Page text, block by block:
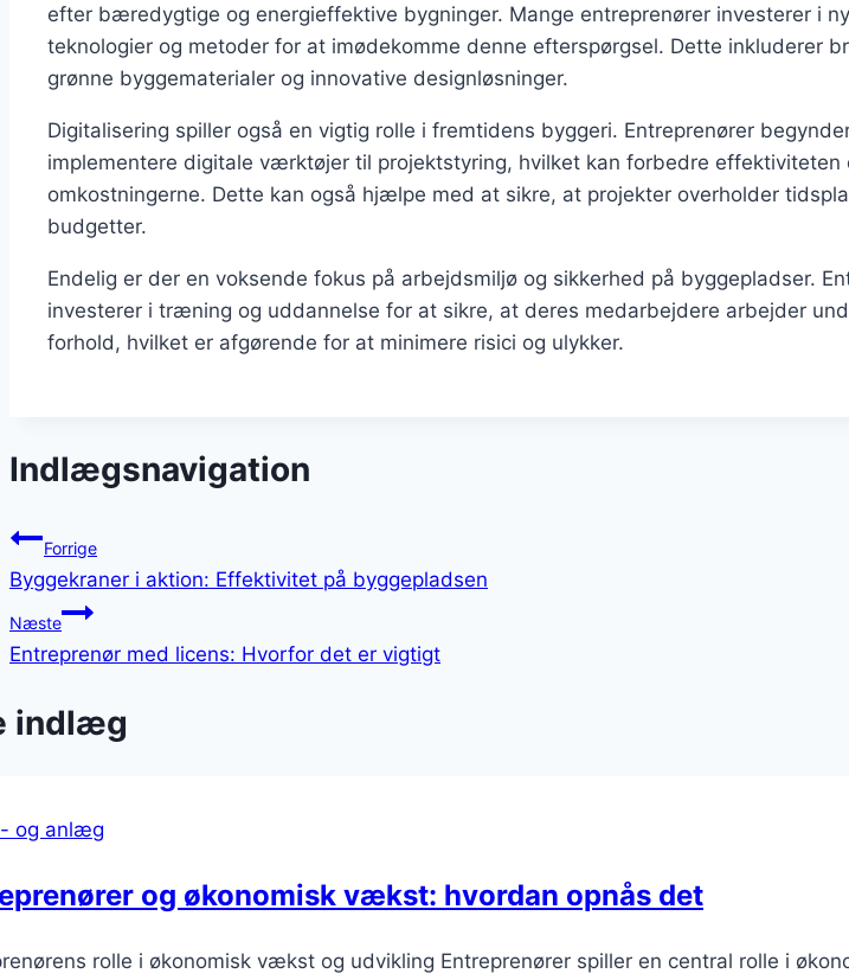
efter bæredygtige og energieffektive bygninger. Mange entreprenører investerer i
teknologier og metoder for at imødekomme denne efterspørgsel. Dette inkluderer
grønne byggematerialer og innovative designløsninger.
Digitalisering spiller også en vigtig rolle i fremtidens byggeri. Entreprenører
implementere digitale værktøjer til projektstyring, hvilket kan forbedre effektiviteten
omkostningerne. Dette kan også hjælpe med at sikre, at projekter overholder
budgetter.
Endelig er der en voksende fokus på arbejdsmiljø og sikkerhed på byggepladser.
investerer i træning og uddannelse for at sikre, at deres medarbejdere arbejder
forhold, hvilket er afgørende for at minimere risici og ulykker.
Indlægsnavigation
Forrige
Byggekraner i aktion: Effektivitet på byggepladsen
Næste
Entreprenør med licens: Hvorfor det er vigtigt
indlæg
og anlæg
og økonomisk vækst: hvordan opnås det
rolle i økonomisk vækst og udvikling Entreprenører spiller en central rolle i